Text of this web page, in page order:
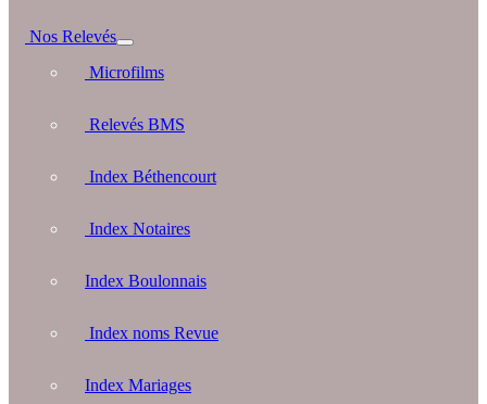
Nos Relevés
Microfilms
Relevés BMS
Index Béthencourt
Index Notaires
Index Boulonnais
Index noms Revue
Index Mariages